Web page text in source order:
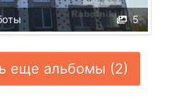
5
еще альбомы (2)